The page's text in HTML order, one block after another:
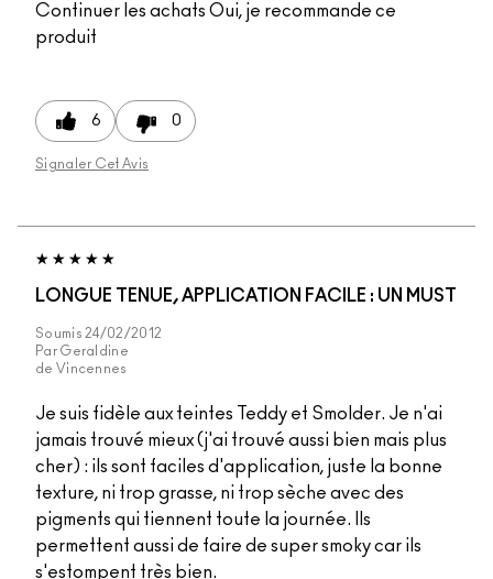
Continuer les achats Oui, je recommande ce
produit
6 0
Signaler Cet Avis
LONGUE TENUE, APPLICATION FACILE : UN MUST
Soumis 24/02/2012
Par Geraldine
de Vincennes
Je suis fidèle aux teintes Teddy et Smolder. Je n'ai
jamais trouvé mieux (j'ai trouvé aussi bien mais plus
cher) : ils sont faciles d'application, juste la bonne
texture, ni trop grasse, ni trop sèche avec des
pigments qui tiennent toute la journée. Ils
permettent aussi de faire de super smoky car ils
s'estompent très bien.